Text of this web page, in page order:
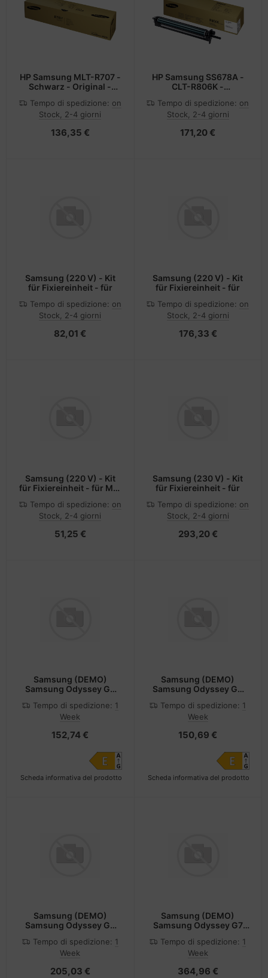
HP Samsung MLT-R707 -
Schwarz - Original -
Tempo di spedizione: on
Stock, 2-4 giorni
136,35 €
HP Samsung SS678A -
CLT-R806K -
schwarz - für
MultiXpress SL-X7400,
Tempo di spedizione: on
Stock, 2-4 giorni
171,20 €
Samsung (220 V) - Kit
für Fixiereinheit - für
Tempo di spedizione: on
Stock, 2-4 giorni
82,01 €
Samsung (220 V) - Kit
für Fixiereinheit - für
Tempo di spedizione: on
Stock, 2-4 giorni
176,33 €
Samsung (220 V) - Kit
für Fixiereinheit - für ML-
Tempo di spedizione: on
Stock, 2-4 giorni
51,25 €
Samsung (230 V) - Kit
für Fixiereinheit - für
Tempo di spedizione: on
Stock, 2-4 giorni
293,20 €
Samsung (DEMO)
Samsung Odyssey G3
Tempo di spedizione: 1
Week
152,74 €
Scheda informativa del prodotto
Samsung (DEMO)
Samsung Odyssey G3
Tempo di spedizione: 1
Week
150,69 €
Scheda informativa del prodotto
Samsung (DEMO)
Samsung Odyssey G5
Tempo di spedizione: 1
Week
205,03 €
Samsung (DEMO)
Samsung Odyssey G7
Tempo di spedizione: 1
Week
364,96 €
per telefoni cellulari
portatili e di navigazione
e video
accessori
/ Schnittstellen
fresco
Netzwerkgeräte
per accessori
flash
CD-/DVD-Rohlinge
divers
Tinten Minen